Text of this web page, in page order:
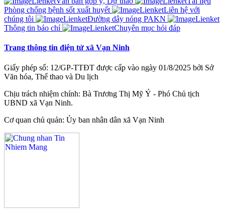
Phòng chống bệnh sốt xuất huyết
Liên hệ với
chúng tôi
Đường dây nóng PAKN
Thông tin báo chí
Chuyên mục hỏi đáp
Trang thông tin điện tử xã Vạn Ninh
Giấy phép số: 12/GP-TTĐT được cấp vào ngày 01/8/2025 bởi Sở
Văn hóa, Thể thao và Du lịch
Chịu trách nhiệm chính: Bà Trương Thị Mỹ Ý - Phó Chủ tịch
UBND xã Vạn Ninh.
Cơ quan chủ quản: Ủy ban nhân dân xã Vạn Ninh